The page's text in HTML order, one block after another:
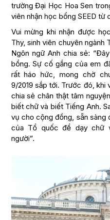
trường Đại Học Hoa Sen
viên nhận học bổng SEED từ
Vui mừng khi nhận được
Thy, sinh viên chuyên ngành
Ngôn ngữ Anh chia sẻ:
bổng. Sự cố gắng của em
rất háo hức, mong chờ
9/2019 sắp tới. Trước đó,
chia sẻ chân thật tâm
biết chữ và biết Tiếng Anh.
vụ cho cộng đồng, sẵn sàng
của Tổ quốc để dạy chữ
người”.